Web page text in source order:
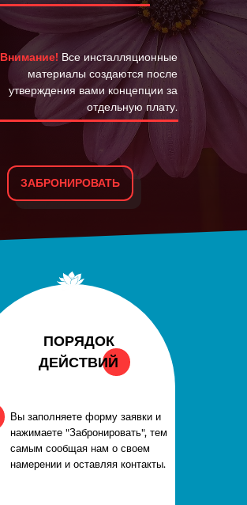
Внимание! Все инсталляционные
материалы создаются после
утверждения вами концепции за
отдельную плату.
ЗАБРОНИРОВАТЬ
ПОРЯДОК
ДЕЙСТВИЙ
Вы заполняете форму заявки и
нажимаете "Забронировать", тем
самым сообщая нам о своем
намерении и оставляя контакты.